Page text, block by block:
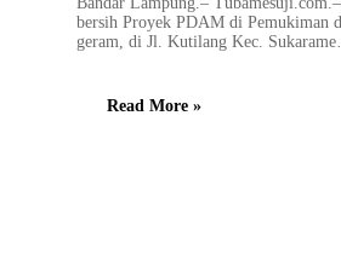
bersih Proyek PDAM di Pemukiman
geram, di Jl. Kutilang Kec.
Read More »